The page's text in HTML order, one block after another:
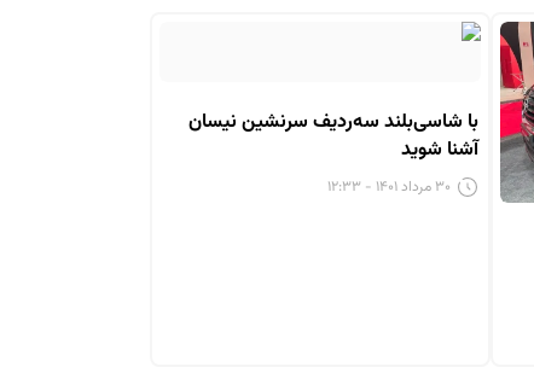
با شاسی‌بلند سه‌ردیف سرنشین نیسان
آشنا شوید
۳۰ مرداد ۱۴۰۱ - ۱۲:۳۳